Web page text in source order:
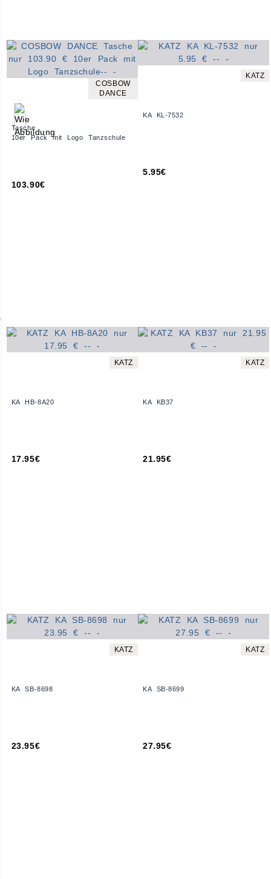
COSBOW
DANCE
Tasche
10er Pack mit Logo Tanzschule
103.90€
KATZ
KA KL-7532
5.95€
KATZ
KA HB-8A20
17.95€
KATZ
KA KB37
21.95€
KATZ
KA SB-8698
23.95€
KATZ
KA SB-8699
27.95€